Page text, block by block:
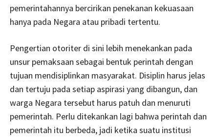
pemerintahannya bercirikan penekanan kekuasaan
hanya pada Negara atau pribadi tertentu.
Pengertian otoriter di sini lebih menekankan pada
unsur pemaksaan sebagai bentuk perintah dengan
tujuan mendisiplinkan masyarakat. Disiplin harus jelas
dan tertuju pada setiap aspirasi yang dibangun, dan
warga Negara tersebut harus patuh dan menuruti
pemerintah. Perlu ditekankan lagi bahwa perintah dan
pemerintah itu berbeda, jadi ketika suatu institusi